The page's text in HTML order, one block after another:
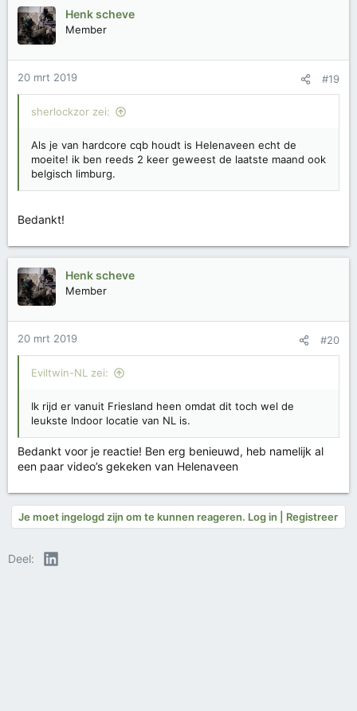
r
d
e
n
g
Henk scheve
Member
20 mrt 2019 #19
sherlockzor zei:
Als je van hardcore cqb houdt is Helenaveen echt de
moeite! ik ben reeds 2 keer geweest de laatste maand ook
belgisch limburg.
Bedankt!
Henk scheve
Member
20 mrt 2019 #20
Eviltwin-NL zei:
Ik rijd er vanuit Friesland heen omdat dit toch wel de
leukste Indoor locatie van NL is.
Bedankt voor je reactie! Ben erg benieuwd, heb namelijk al
een paar video’s gekeken van Helenaveen
Je moet ingelogd zijn om te kunnen reageren. Log in | Registreer
Deel: LinkedIn